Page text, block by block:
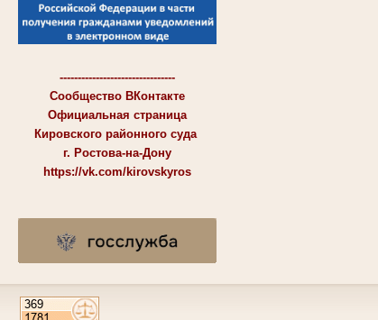
--------------------------------
Сообщество ВКонтакте
Официальная страница
Кировского районного суда
г. Ростова-на-Дону
https://vk.com/kirovskyros